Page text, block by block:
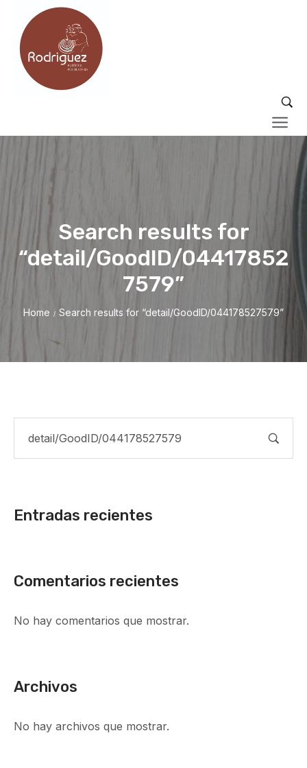
Search results for
“detail/GoodID/04417852
7579”
Home / Search results for “detail/GoodID/044178527579”
Entradas recientes
Comentarios recientes
No hay comentarios que mostrar.
Archivos
No hay archivos que mostrar.